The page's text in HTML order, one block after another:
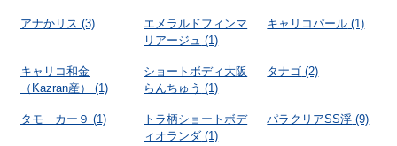
アナかリス (3)
エメラルドフィンマ
リアージュ (1)
キャリコパール (1)
キャリコ和金
（Kazran産）
(1)
ショートボディ大阪
らんちゅう (1)
タナゴ (2)
タモ カー９ (1)
トラ柄ショートボデ
ィオランダ (1)
パラクリアSS浮 (9)